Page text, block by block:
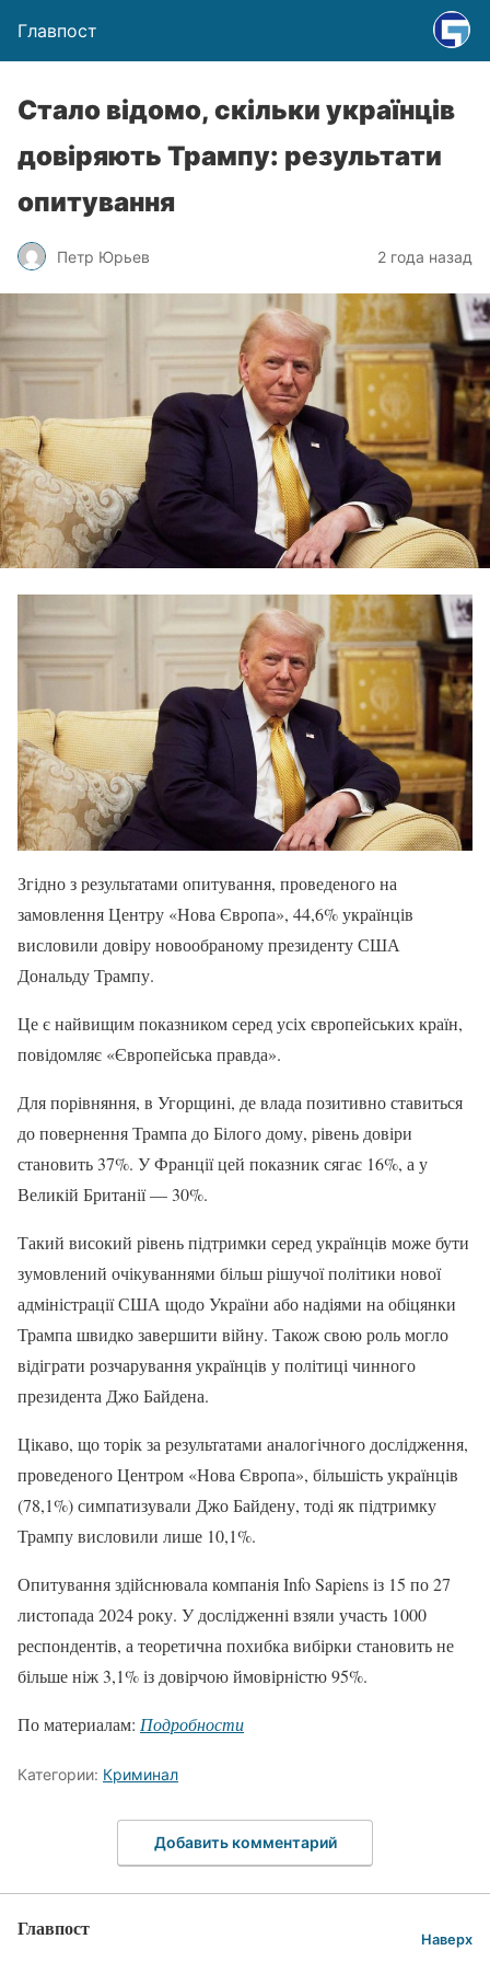
Главпост
Стало відомо, скільки українців
довіряють Трампу: результати
опитування
Петр Юрьев 2 года назад
Згідно з результатами опитування, проведеного на
замовлення Центру «Нова Європа», 44,6% українців
висловили довіру новообраному президенту США
Дональду Трампу.
Це є найвищим показником серед усіх європейських країн,
повідомляє «Європейська правда».
Для порівняння, в Угорщині, де влада позитивно ставиться
до повернення Трампа до Білого дому, рівень довіри
становить 37%. У Франції цей показник сягає 16%, а у
Великій Британії — 30%.
Такий високий рівень підтримки серед українців може бути
зумовлений очікуваннями більш рішучої політики нової
адміністрації США щодо України або надіями на обіцянки
Трампа швидко завершити війну. Також свою роль могло
відіграти розчарування українців у політиці чинного
президента Джо Байдена.
Цікаво, що торік за результатами аналогічного дослідження,
проведеного Центром «Нова Європа», більшість українців
(78,1%) симпатизували Джо Байдену, тоді як підтримку
Трампу висловили лише 10,1%.
Опитування здійснювала компанія Info Sapiens із 15 по 27
листопада 2024 року. У дослідженні взяли участь 1000
респондентів, а теоретична похибка вибірки становить не
більше ніж 3,1% із довірчою ймовірністю 95%.
По материалам: Подробности
Категории: Криминал
Добавить комментарий
Главпост Наверх